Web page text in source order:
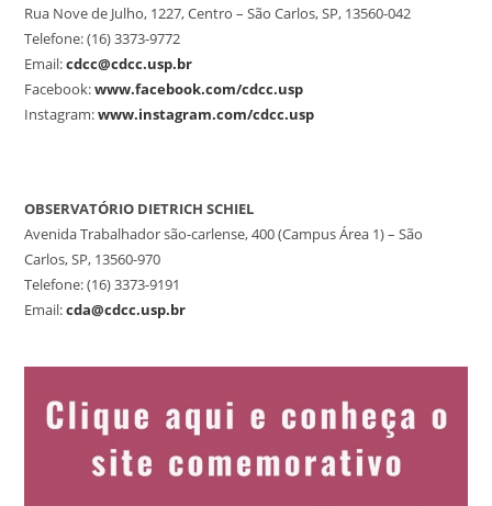
Rua Nove de Julho, 1227, Centro – São Carlos, SP, 13560-042
Telefone: (16) 3373-9772
Email:cdcc@cdcc.usp.br
Facebook:www.facebook.com/cdcc.usp
Instagram:www.instagram.com/cdcc.usp
OBSERVATÓRIO DIETRICH SCHIEL
Avenida Trabalhador são-carlense, 400 (Campus Área 1) – São
Carlos, SP, 13560-970
Telefone: (16) 3373-9191
Email:cda@cdcc.usp.br